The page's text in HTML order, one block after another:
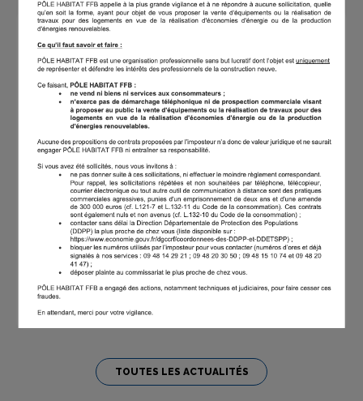
Logement : Agir maintenant, ensemble
et durablement pour la Relance
À l’occasion de sa Convention Nationale, le Pôle Habitat FFB
a de nouveau appelé à accélérer la reprise du logement.
Car si le plan Relance Logement présenté en janvier dernier
par le gouvernement va dans le bon sens, le constat reste
clair : la crise est profonde et ses conséquences demeurent
lourdes pour les ménages comme pour l’ensemble des
acteurs de la filière. La reprise attendue pourrait en outre...
TOUTES LES ACTUALITÉS